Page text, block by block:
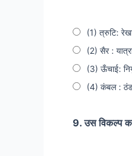
(1) त्रुटि:
(2) सैर :
(3) ऊँचाई:
(4) कंबल :
9. उस विकल्प